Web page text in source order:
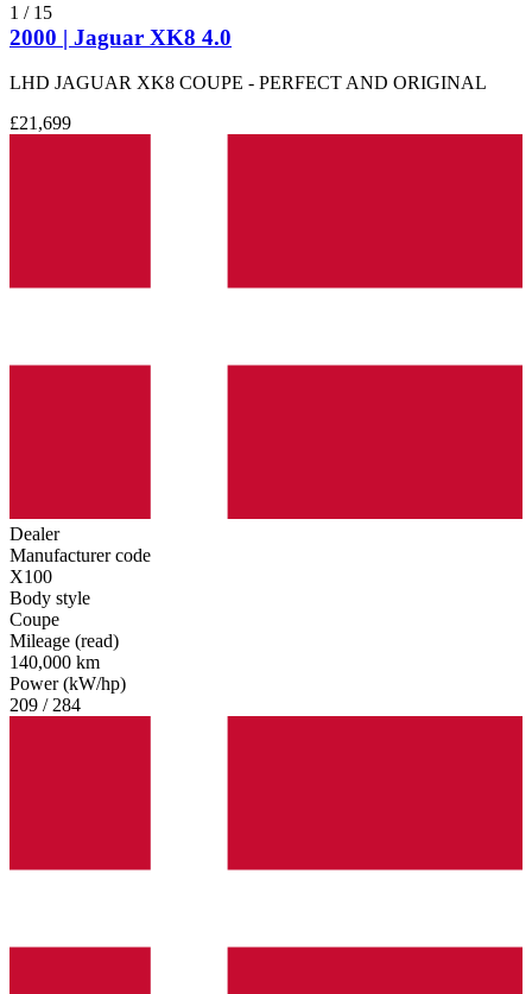
1 / 15
2000 | Jaguar XK8 4.0
LHD JAGUAR XK8 COUPE - PERFECT AND ORIGINAL
£21,699
Dealer
Manufacturer code
X100
Body style
Coupe
Mileage (read)
140,000 km
Power (kW/hp)
209 / 284